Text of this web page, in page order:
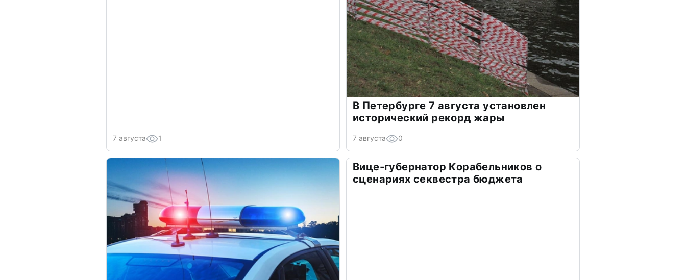
7 августа 1
В Петербурге 7 августа установлен
исторический рекорд жары
7 августа 0
Вице-губернатор Корабельников о
сценариях секвестра бюджета